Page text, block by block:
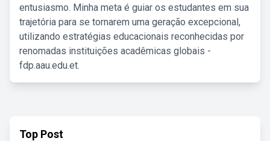
entusiasmo. Minha meta é guiar os estudantes em sua
trajetória para se tornarem uma geração excepcional,
utilizando estratégias educacionais reconhecidas por
renomadas instituições acadêmicas globais -
fdp.aau.edu.et.
Top Post